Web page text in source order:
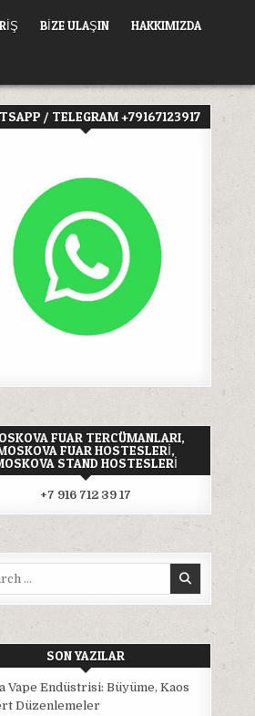
BİZE ULAŞIN HAKKIMIZDA
/ TELEGRAM +79167123917
FUAR TERCÜMANLARI,
FUAR HOSTESLERI,
STAND HOSTESLERI
+7 916 712 39 17
SON YAZILAR
Vape Endüstrisi: Büyüme, Kaos
Düzenlemeler